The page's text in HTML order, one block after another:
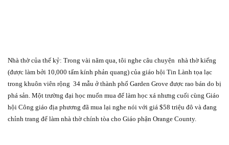
Nhà thờ của thế kỷ: Trong vài năm qua, tôi nghe câu chuyện nhà thờ kiếng
(được làm bởi 10,000 tấm kính phản quang) của giáo hội Tin Lành tọa lạc
trong khuôn viên rộng 34 mẫu ở thành phố Garden Grove được rao bán do bị
phá sản. Một trường đại học muốn mua để làm học xá nhưng cuối cùng Giáo
hội Công giáo địa phương đã mua lại nghe nói với giá $58 triệu đô và đang
chỉnh trang để làm nhà thờ chính tòa cho Giáo phận Orange County.